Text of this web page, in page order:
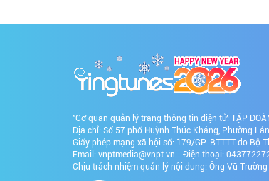
"Cơ quan quản lý trang thông tin điện tử: TẬP
Địa chỉ: Số 57 phố Huỳnh Thúc Kháng, Phường
Giấy phép mạng xã hội số: 179/GP-BTTTT do
Email: vnptmedia@vnpt.vn - Điện thoại:
Chịu trách nhiệm quản lý nội dung: Ông Vũ